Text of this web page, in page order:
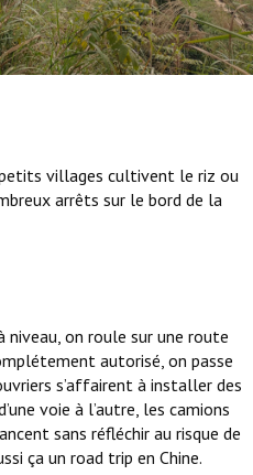
villages cultivent le riz ou
arrêts sur le bord de la
niveau, on roule sur une route
autorisé, on passe
s’affairent à installer des
voie à l’autre, les camions
sans réfléchir au risque de
ça un road trip en Chine.